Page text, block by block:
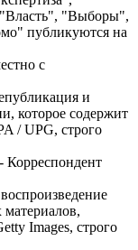
"Выборы",
публикуются на
с
и
которое содержит
/ UPG, строго
Корреспондент
Images, строго